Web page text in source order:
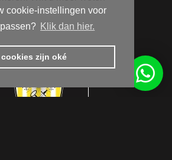
cookie-instellingen voor
Klik dan hier.
cookies zijn oké
9810 Nazareth
Routebeschrijving